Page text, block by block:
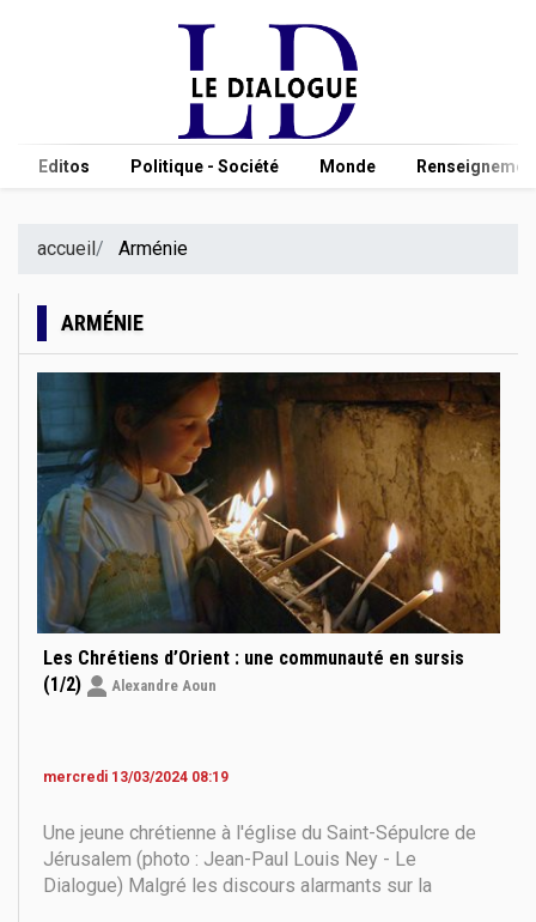
Editos Politique - Société Monde
accueil Arménie
ARMÉNIE
Les Chrétiens d’Orient : une communauté en sursis
(1/2)
Alexandre Aoun
mercredi 13/03/2024 08:19
Une jeune chrétienne à l'église du Saint-Sépulcre de
Jérusalem (photo : Jean-Paul Louis Ney - Le
Dialogue) Malgré les discours alarmants sur la